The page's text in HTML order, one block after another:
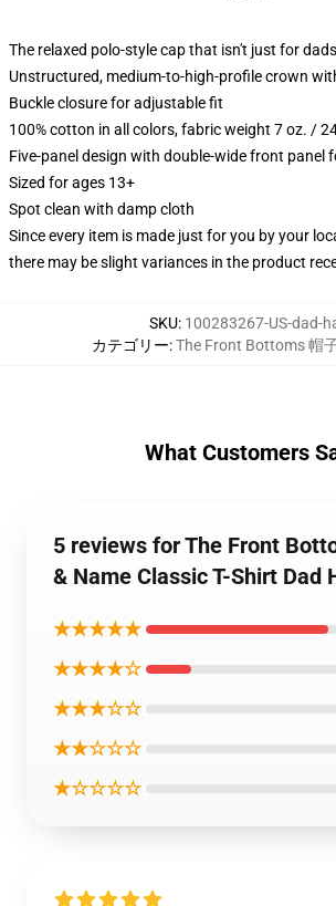
The relaxed polo-style cap that isn't just for
Unstructured, medium-to-high-profile crown
Buckle closure for adjustable fit
100% cotton in all colors, fabric weight 7 oz. /
Five-panel design with double-wide front panel
Sized for ages 13+
Spot clean with damp cloth
Since every item is made just for you by your
there may be slight variances in the product
SKU: 100283267-US-dad-
カテゴリー:The Front Bottoms 帽
What Customers
5 reviews for The Front
& Name Classic T-Shirt Dad
★★★★★
★★★★☆
★★★☆☆
★★☆☆☆
★☆☆☆☆